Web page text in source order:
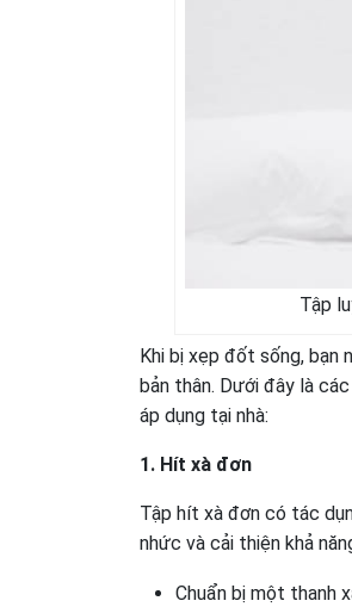
Tập
Khi bị xẹp đốt sống, bạn
bản thân. Dưới đây là
áp dụng tại nhà:
1. Hít xà đơn
Tập hít xà đơn có tác
nhức và cải thiện khả
Chuẩn bị một thanh